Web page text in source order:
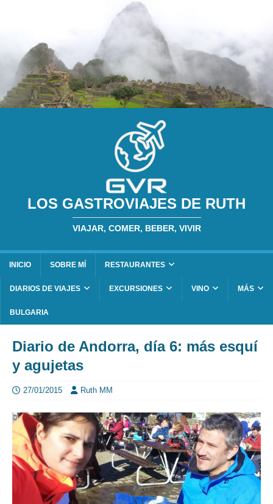
LOS GASTROVIAJES DE RUTH
VIAJAR, COMER, BEBER, VIVIR
INICIO SOBRE MÍ RESTAURANTES
DIARIOS DE VIAJES EXCURSIONES VINO MÁS
BULGARIA
Diario de Andorra, día 6: más esquí
y agujetas
27/01/2015 Ruth MM